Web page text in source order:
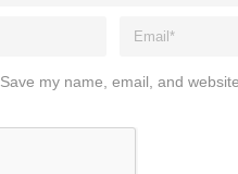
Save my name, email, and